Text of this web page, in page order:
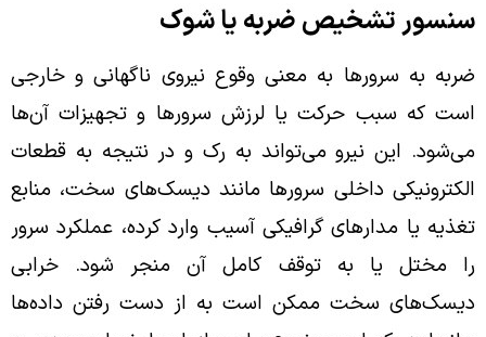
سنسور تشخیص ضربه یا شوک
ضربه به سرورها به معنی وقوع نیروی ناگهانی و خارجی
است که سبب حرکت یا لرزش سرورها و تجهیزات آن‌ها
می‌شود. این نیرو می‌تواند به رک و در نتیجه به قطعات
الکترونیکی داخلی سرورها مانند دیسک‌های سخت، منابع
تغذیه یا مدارهای گرافیکی آسیب وارد کرده، عملکرد سرور
را مختل یا به توقف کامل آن منجر شود. خرابی
دیسک‌های سخت ممکن است به از دست رفتن داده‌ها